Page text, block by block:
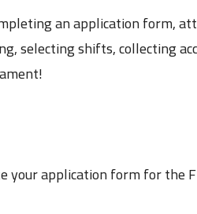
an application form,
selecting shifts, collecting
your application form for the